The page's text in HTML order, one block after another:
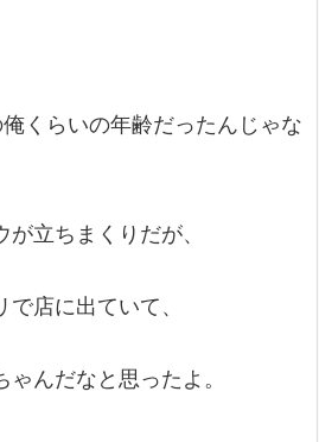
くらいの年齢だったんじゃな
立ちまくりだが、
店に出ていて、
んだなと思ったよ。